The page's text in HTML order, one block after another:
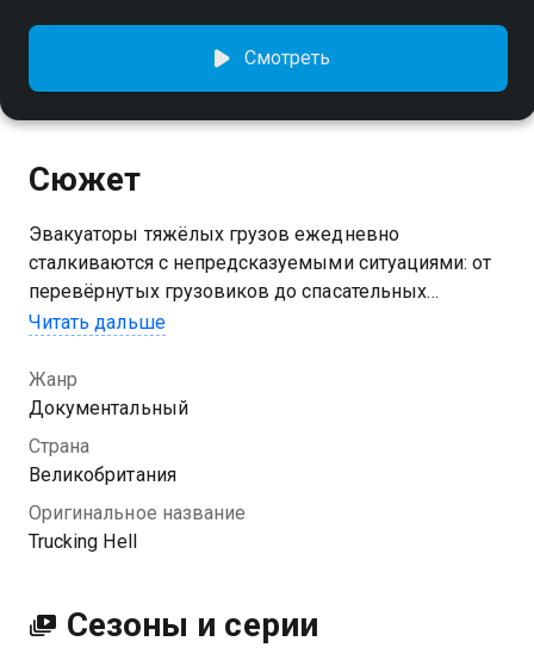
Смотреть
Сюжет
Эвакуаторы тяжёлых грузов ежедневно
сталкиваются с непредсказуемыми ситуациями: от
перевёрнутых грузовиков до спасательных
операций в непогоду. Как же им удаётся
Посмотреть онлайн 8 сезон сериала Адские
перевозки вы можете совершенно бесплатно в
хорошем HD качестве на Казахтелеком
Читать дальше
Жанр
Документальный
Страна
Великобритания
Оригинальное название
Trucking Hell
Сезоны и серии